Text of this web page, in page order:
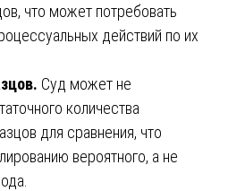
что может потребовать
действий по их
Суд может не
количества
для сравнения, что
вероятного, а не